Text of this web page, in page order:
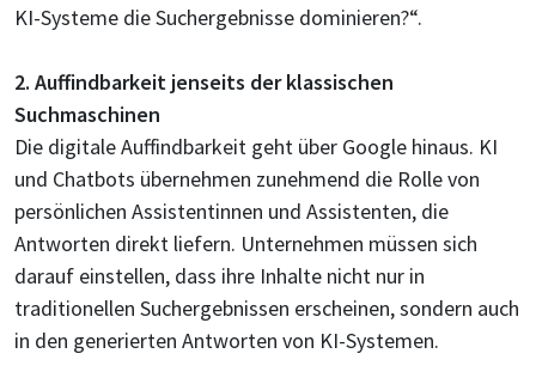
KI-Systeme die Suchergebnisse dominieren?“.
2. Auffindbarkeit jenseits der klassischen
Suchmaschinen
Die digitale Auffindbarkeit geht über Google hinaus. KI
und Chatbots übernehmen zunehmend die Rolle von
persönlichen Assistentinnen und Assistenten, die
Antworten direkt liefern. Unternehmen müssen sich
darauf einstellen, dass ihre Inhalte nicht nur in
traditionellen Suchergebnissen erscheinen, sondern auch
in den generierten Antworten von KI-Systemen.